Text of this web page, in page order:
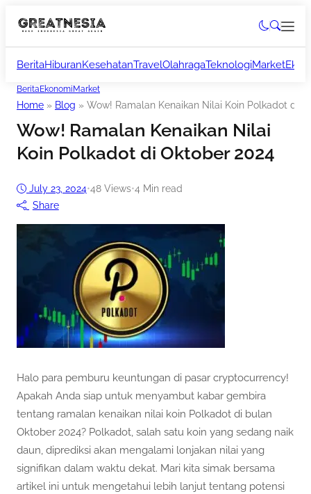
BeritaHiburanKesehatanTravelOlahragaTeknologiMarket
Berita Ekonomi Market
Home » Blog » Wow! Ramalan Kenaikan Nilai Koin Polkadot di
Wow! Ramalan Kenaikan Nilai
Koin Polkadot di Oktober 2024
July 23, 2024•48 Views•4 Min read
Share
Halo para pemburu keuntungan di pasar cryptocurrency!
Apakah Anda siap untuk menyambut kabar gembira
tentang ramalan kenaikan nilai koin Polkadot di bulan
Oktober 2024? Polkadot, salah satu koin yang sedang naik
daun, diprediksi akan mengalami lonjakan nilai yang
signifikan dalam waktu dekat. Mari kita simak bersama
artikel ini untuk mengetahui lebih lanjut tentang potensi